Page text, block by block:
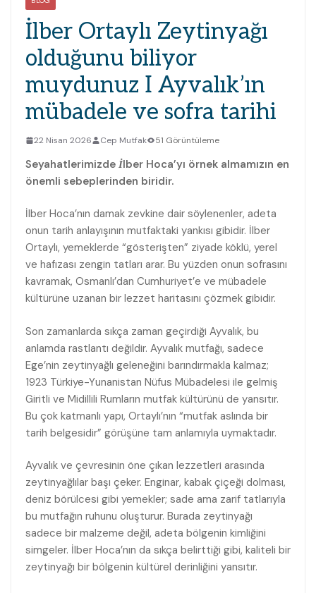
İlber Ortaylı Zeytinyağı
olduğunu biliyor
muydunuz I Ayvalık’ın
mübadele ve sofra tarihi
22 Nisan 2026 Cep Mutfak 51 Görüntüleme
Seyahatlerimizde İlber Hoca’yı örnek almamızın en
önemli sebeplerinden biridir.
İlber Hoca’nın damak zevkine dair söylenenler, adeta
onun tarih anlayışının mutfaktaki yankısı gibidir. İlber
Ortaylı, yemeklerde “gösterişten” ziyade köklü, yerel
ve hafızası zengin tatları arar. Bu yüzden onun sofrasını
kavramak, Osmanlı’dan Cumhuriyet’e ve mübadele
kültürüne uzanan bir lezzet haritasını çözmek gibidir.
Son zamanlarda sıkça zaman geçirdiği Ayvalık, bu
anlamda rastlantı değildir. Ayvalık mutfağı, sadece
Ege’nin zeytinyağlı geleneğini barındırmakla kalmaz;
1923 Türkiye-Yunanistan Nüfus Mübadelesi ile gelmiş
Giritli ve Midillili Rumların mutfak kültürünü de yansıtır.
Bu çok katmanlı yapı, Ortaylı’nın “mutfak aslında bir
tarih belgesidir” görüşüne tam anlamıyla uymaktadır.
Ayvalık ve çevresinin öne çıkan lezzetleri arasında
zeytinyağlılar başı çeker. Enginar, kabak çiçeği dolması,
deniz börülcesi gibi yemekler; sade ama zarif tatlarıyla
bu mutfağın ruhunu oluşturur. Burada zeytinyağı
sadece bir malzeme değil, adeta bölgenin kimliğini
simgeler. İlber Hoca’nın da sıkça belirttiği gibi, kaliteli bir
zeytinyağı bir bölgenin kültürel derinliğini yansıtır.